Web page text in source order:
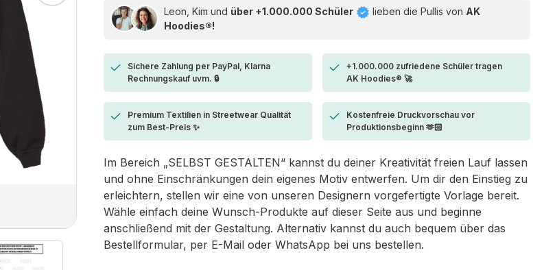
Leon, Kim und über +1.000.000 Schüler lieben die Pullis von AK
Hoodies®!
Sichere Zahlung per PayPal, Klarna
Rechnungskauf uvm. 🔒
+1.000.000 zufriedene Schüler tragen
AK Hoodies® 🚀
Premium Textilien in Streetwear Qualität
zum Best-Preis ✨
Kostenfreie Druckvorschau vor
Produktionsbeginn 🫶🏻
Im Bereich „SELBST GESTALTEN“ kannst du deiner Kreativität freien Lauf lassen
und ohne Einschränkungen dein eigenes Motiv entwerfen. Um dir den Einstieg zu
erleichtern, stellen wir eine von unseren Designern vorgefertigte Vorlage bereit.
Wähle einfach deine Wunsch-Produkte auf dieser Seite aus und beginne
anschließend mit der Gestaltung. Alternativ kannst du auch bequem über das
Bestellformular, per E-Mail oder WhatsApp bei uns bestellen.